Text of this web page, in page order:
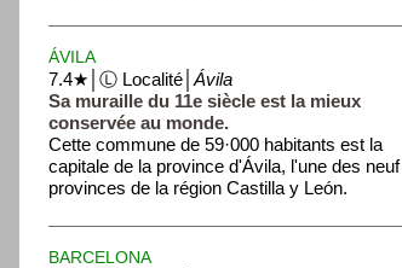
ÁVILA
7.4★│Ⓛ Localité│Ávila
Sa muraille du 11e siècle est la mieux
conservée au monde.
Cette commune de 59·000 habitants est la
capitale de la province d'Ávila, l'une des neuf
provinces de la région Castilla y León.
...
BARCELONA